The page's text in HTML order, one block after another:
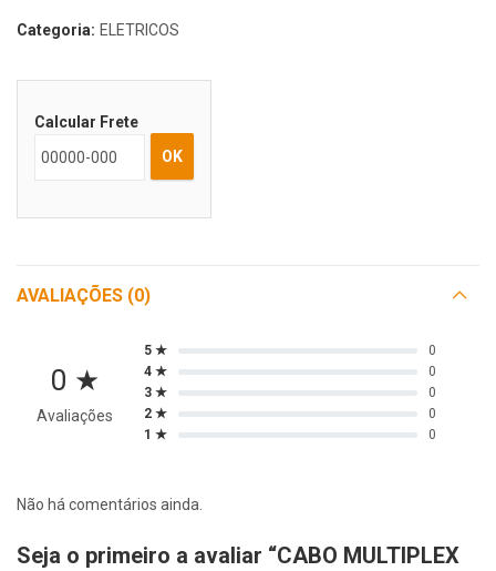
Categoria: ELETRICOS
Calcular Frete
OK
AVALIAÇÕES (0)
0 ★
Avaliações
5 ★
0
4 ★
0
3 ★
0
2 ★
0
1 ★
0
Não há comentários ainda.
Seja o primeiro a avaliar “CABO MULTIPLEX